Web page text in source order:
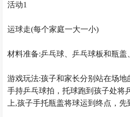
活动1
运球走(每个家庭一大一小)
材料准备:乒乓球、乒乓球板和瓶盖
游戏玩法:孩子和家长分别站在场地
手持乒乓球拍，托球跑到孩子处将
上,孩子手托瓶盖将球运到终点，先